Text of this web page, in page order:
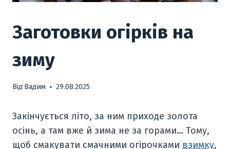
Заготовки огірків на
зиму
Від Вадим 29.08.2025
Закінчується літо, за ним приходе золота
осінь, а там вже й зима не за горами… Тому,
щоб смакувати смачними огірочками взимку,